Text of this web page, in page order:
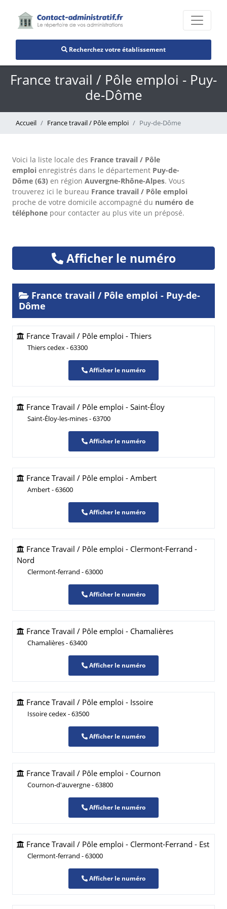
Recherchez votre établissement
France travail / Pôle emploi - Puy-
de-Dôme
Accueil France travail / Pôle emploi Puy-de-Dôme
Voici la liste locale des France travail / Pôle
emploi enregistrés dans le département Puy-de-
Dôme (63) en région Auvergne-Rhône-Alpes. Vous
trouverez ici le bureau France travail / Pôle emploi
proche de votre domicile accompagné du numéro de
téléphone pour contacter au plus vite un préposé.
Afficher le numéro
France travail / Pôle emploi - Puy-de-
Dôme
France Travail / Pôle emploi - Thiers
Thiers cedex - 63300
Afficher le numéro
France Travail / Pôle emploi - Saint-Éloy
Saint-Éloy-les-mines - 63700
Afficher le numéro
France Travail / Pôle emploi - Ambert
Ambert - 63600
Afficher le numéro
France Travail / Pôle emploi - Clermont-Ferrand -
Nord
Clermont-ferrand - 63000
Afficher le numéro
France Travail / Pôle emploi - Chamalières
Chamalières - 63400
Afficher le numéro
France Travail / Pôle emploi - Issoire
Issoire cedex - 63500
Afficher le numéro
France Travail / Pôle emploi - Cournon
Cournon-d'auvergne - 63800
Afficher le numéro
France Travail / Pôle emploi - Clermont-Ferrand - Est
Clermont-ferrand - 63000
Afficher le numéro